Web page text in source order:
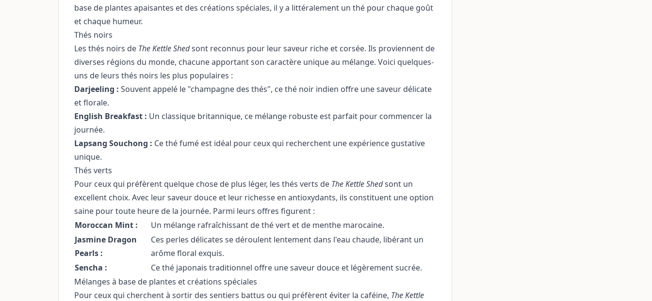
base de plantes apaisantes et des créations spéciales, il y a littéralement un thé pour chaque goût
et chaque humeur.
Thés noirs
Les thés noirs de The Kettle Shedsont reconnus pour leur saveur riche et corsée. Ils proviennent de
diverses régions du monde, chacune apportant son caractère unique au mélange. Voici quelques-
uns de leurs thés noirs les plus populaires :
Darjeeling : Souvent appelé le "champagne des thés", ce thé noir indien offre une saveur délicate
et florale.
English Breakfast : Un classique britannique, ce mélange robuste est parfait pour commencer la
journée.
Lapsang Souchong : Ce thé fumé est idéal pour ceux qui recherchent une expérience gustative
unique.
Thés verts
Pour ceux qui préfèrent quelque chose de plus léger, les thés verts de The Kettle Shedsont un
excellent choix. Avec leur saveur douce et leur richesse en antioxydants, ils constituent une option
saine pour toute heure de la journée. Parmi leurs offres figurent :
Moroccan Mint :
Un mélange rafraîchissant de thé vert et de menthe marocaine.
Jasmine Dragon
Pearls :
Ces perles délicates se déroulent lentement dans l'eau chaude, libérant un
arôme floral exquis.
Sencha :
Ce thé japonais traditionnel offre une saveur douce et légèrement sucrée.
Mélanges à base de plantes et créations spéciales
Pour ceux qui cherchent à sortir des sentiers battus ou qui préfèrent éviter la caféine, The Kettle